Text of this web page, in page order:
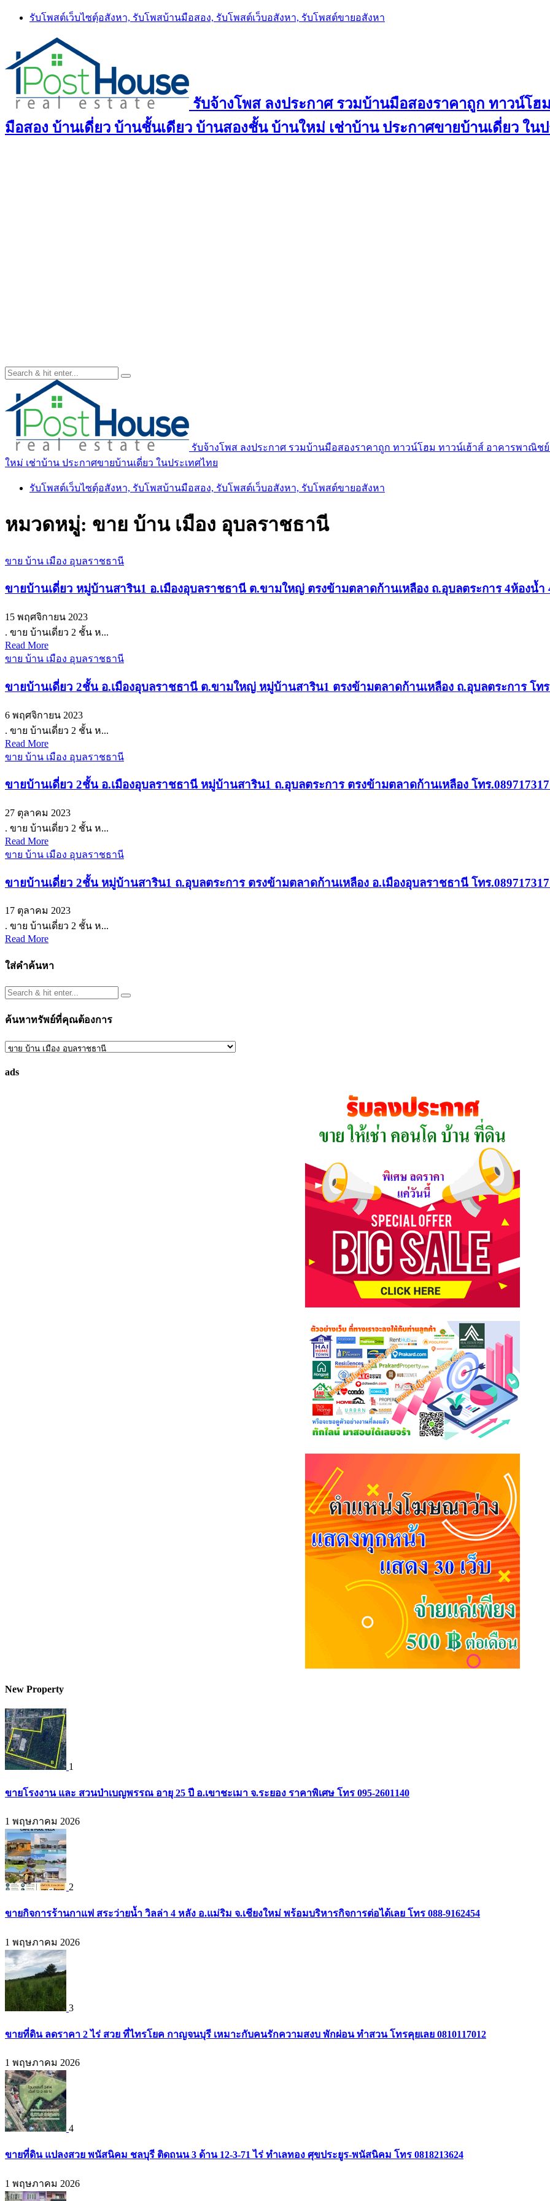
Skip
รับโพสต์เว็บไซตฺ์อสังหา, รับโพสบ้านมือสอง, รับโพสต์เว็บอสังหา, รับโพสต์ขายอสังหา
รับจ้างโพส ลงประกาศ รวมบ้านมือสองราคาถูก ทาวน์โ
มือสอง บ้านเดี่ยว บ้านชั้นเดียว บ้านสองชั้น บ้านใหม่ เช่าบ้าน ประกาศขายบ้านเดี่ยว ใน
รับจ้างโพส ลงประกาศ รวมบ้านมือสองราคาถูก ทาวน์โฮม ทาวน์เฮ้าส์ อาคารพาณิ
ใหม่ เช่าบ้าน ประกาศขายบ้านเดี่ยว ในประเทศไทย
รับโพสต์เว็บไซตฺ์อสังหา, รับโพสบ้านมือสอง, รับโพสต์เว็บอสังหา, รับโพสต์ขายอสังหา
หมวดหมู่: ขาย บ้าน เมือง อุบลราชธานี
ขาย บ้าน เมือง อุบลราชธานี
ขายบ้านเดี่ยว หมู่บ้านสาริน1 อ.เมืองอุบลราชธานี ต.ขามใหญ่ ตรงข้ามตลาดก้านเหลือง ถ.อุบลตระการ 4ห้องน้ำ
15 พฤศจิกายน 2023
. ขาย บ้านเดี่ยว 2 ชั้น ห...
Read More
ขาย บ้าน เมือง อุบลราชธานี
ขายบ้านเดี่ยว 2ชั้น อ.เมืองอุบลราชธานี ต.ขามใหญ่ หมู่บ้านสาริน1 ตรงข้ามตลาดก้านเหลือง ถ.อุบลตระการ โทร
6 พฤศจิกายน 2023
. ขาย บ้านเดี่ยว 2 ชั้น ห...
Read More
ขาย บ้าน เมือง อุบลราชธานี
ขายบ้านเดี่ยว 2ชั้น อ.เมืองอุบลราชธานี หมู่บ้านสาริน1 ถ.อุบลตระการ ตรงข้ามตลาดก้านเหลือง โทร
27 ตุลาคม 2023
. ขาย บ้านเดี่ยว 2 ชั้น ห...
Read More
ขาย บ้าน เมือง อุบลราชธานี
ขายบ้านเดี่ยว 2ชั้น หมู่บ้านสาริน1 ถ.อุบลตระการ ตรงข้ามตลาดก้านเหลือง อ.เมืองอุบลราชธานี โทร
17 ตุลาคม 2023
. ขาย บ้านเดี่ยว 2 ชั้น ห...
Read More
ใส่คำค้นหา
ค้นหาทรัพย์ที่คุณต้องการ
ค้นหา
ที่
ads
New Property
1
ขายโรงงาน และ สวนป่าเบญพรรณ อายุ 25 ปี อ.เขาชะเมา จ.ระยอง ราคาพิเศษ โทร 095-2601140
1 พฤษภาคม 2026
2
ขายกิจการร้านกาแฟ สระว่ายน้ำ วิลล่า 4 หลัง อ.แม่ริม จ.เชียงใหม่ พร้อมบริหารกิจการต่อได้เลย โทร 088-9162454
1 พฤษภาคม 2026
3
ขายที่ดิน ลดราคา 2 ไร่ สวย ที่ไทรโยค กาญจนบุรี เหมาะกับคนรักความสงบ พักผ่อน ทำสวน โทรคุยเลย 0810117012
1 พฤษภาคม 2026
4
ขายที่ดิน แปลงสวย พนัสนิคม ชลบุรี ติดถนน 3 ด้าน 12-3-71 ไร่ ทำเลทอง ศุขประยูร-พนัสนิคม โทร 0818213624
1 พฤษภาคม 2026